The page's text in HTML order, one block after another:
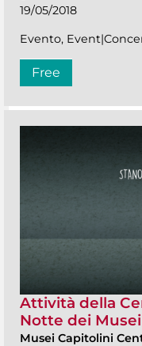
19/05/2018
Evento,
Free
Attività della
Notte dei Musei
Musei Capitolini